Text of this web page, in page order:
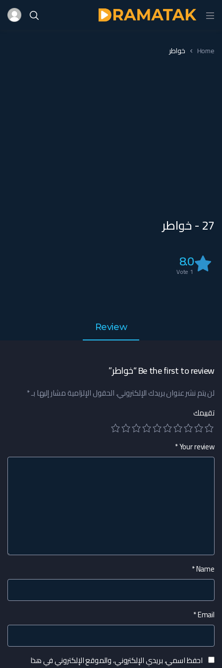
Home خواطر
27 - خواطر
8.0
1
Review
Be the first to review “خواطر”
لن يتم نشر عنوان بريدك الإلكتروني.الحقول الإلزامية مشار إليها بـ*
تقييمك
Your review
*
Name
*
Email
*
احفظ اسمي، بريدي الإلكتروني، والموقع الإلكتروني في هذا